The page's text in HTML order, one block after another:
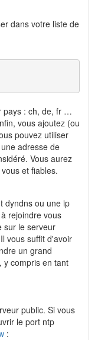
dans votre liste de
pays : ch, de, fr …
vous ajoutez (ou
pouvez utiliser
adresse de
Vous aurez
et fiables.
dyndns ou une ip
rejoindre vous
sur le serveur
vous suffit d'avoir
un grand
y compris en tant
public. Si vous
le port ntp
: